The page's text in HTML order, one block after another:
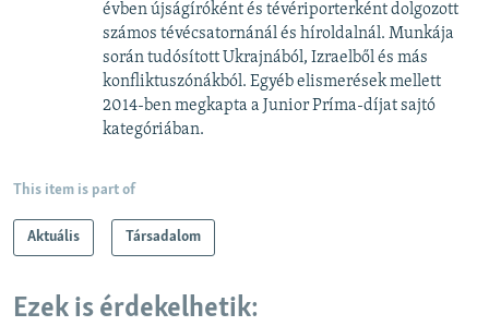
évben újságíróként és tévériporterként dolgozott
számos tévécsatornánál és híroldalnál. Munkája
során tudósított Ukrajnából, Izraelből és más
konfliktuszónákból. Egyéb elismerések mellett
2014-ben megkapta a Junior Príma-díjat sajtó
kategóriában.
This item is part of
Aktuális Társadalom
Ezek is érdekelhetik: